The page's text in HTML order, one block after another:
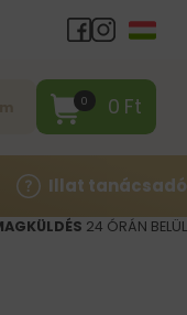
0 0 Ft
Illat tanácsadó
24 ÓRÁN BELÜL